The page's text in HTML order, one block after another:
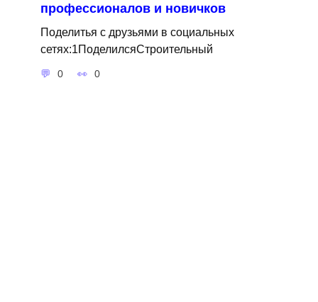
профессионалов и новичков
Поделитья с друзьями в социальных
сетях:1ПоделилсяСтроительный
0 0